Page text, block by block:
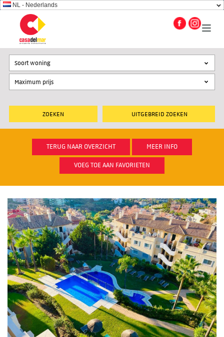
NL - Nederlands
UITGEBREID ZOEKEN
Soort woning
TERUG NAAR OVERZICHT MEER INFO
VOEG TOE AAN FAVORIETEN